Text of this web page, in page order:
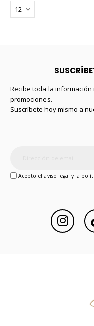
Recibe toda la
promociones.
Suscríbete hoy mismo a
Acepto el aviso legal y la